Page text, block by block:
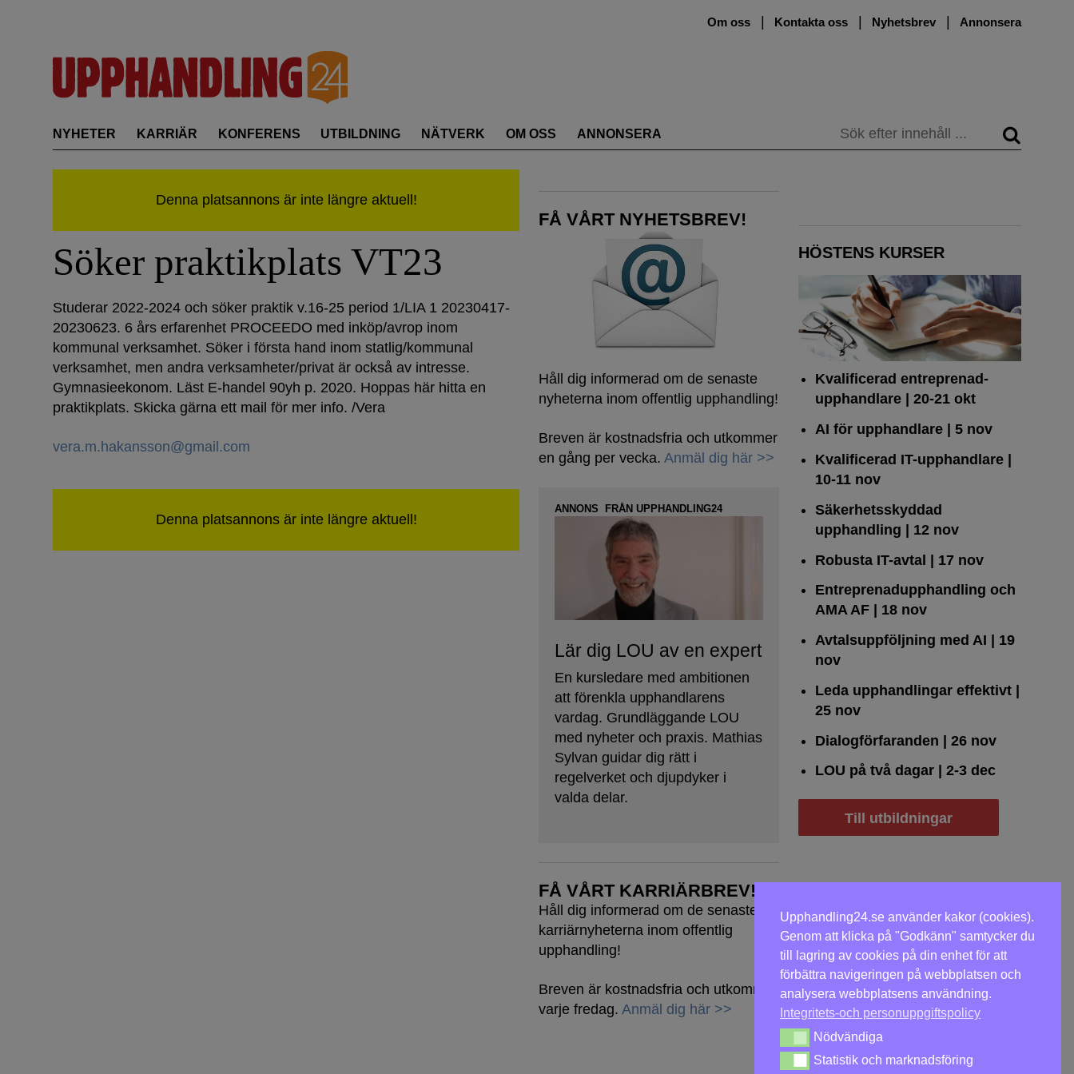
Om oss Kontakta oss Nyhetsbrev Annonsera
NYHETER KARRIÄR KONFERENS UTBILDNING NÄTVERK OM OSS ANNONSERA Sök
Söker praktikplats VT23
Studerar 2022-2024 och söker praktik v.16-25 period 1/LIA 1 20230417-
20230623. 6 års erfarenhet PROCEEDO med inköp/avrop inom
kommunal verksamhet. Söker i första hand inom statlig/kommunal
verksamhet, men andra verksamheter/privat är också av intresse.
Gymnasieekonom. Läst E-handel 90yh p. 2020. Hoppas här hitta en
praktikplats. Skicka gärna ett mail för mer info. /Vera
vera.m.hakansson@gmail.com
FÅ VÅRT NYHETSBREV!
Håll dig informerad om de senaste
nyheterna inom offentlig upphandling!
Breven är kostnadsfria och utkommer
en gång per vecka.Anmäl dig här >>
ANNONS FRÅN UPPHANDLING24
Lär dig LOU av en expert
En kursledare med ambitionen
att förenkla upphandlarens
vardag. Grundläggande LOU
med nyheter och praxis. Mathias
Sylvan guidar dig rätt i
regelverket och djupdyker i
valda delar.
FÅ VÅRT KARRIÄRBREV!
Håll dig informerad om de senaste
karriärnyheterna inom offentlig
upphandling!
Breven är kostnadsfria och utkommer
varje fredag.Anmäl dig här >>
HÖSTENS KURSER
Kvalificerad entreprenad­
upphandlare
| 20-21 okt
AI för upphandlare | 5 nov
Kvalificerad IT-upphandlare |
10-11 nov
Säkerhetsskyddad
upphandling | 12 nov
Robusta IT-avtal | 17 nov
Entreprenadupphandling och
AMA AF | 18 nov
Avtalsuppföljning med AI | 19
nov
Leda upphandlingar effektivt |
25 nov
Dialogförfaranden | 26 nov
LOU på två dagar | 2-3 dec
Till utbildningar
Upphandling24.se använder kakor (cookies).
Genom att klicka på "Godkänn" samtycker du
till lagring av cookies på din enhet för att
förbättra navigeringen på webbplatsen och
analysera webbplatsens användning.
Integritets-och personuppgiftspolicy
Nödvändiga
Nödvändiga
Statistik och marknadsföring
Statistik och marknadsföring